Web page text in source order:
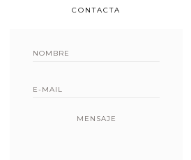
CONTACTA
MENSAJE